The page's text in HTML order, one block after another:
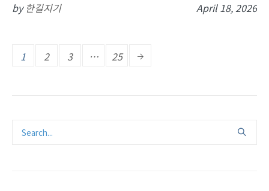
April 18, 2026
by 한길지기
1 2 3 … 25